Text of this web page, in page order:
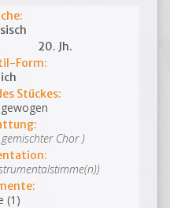
20. Jh.
Form:
Stückes:
Chor )
(1)